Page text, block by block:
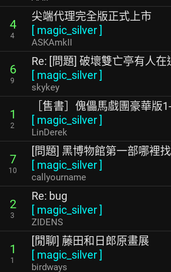
4
4
尖端代理完全版正式上市
[ magic_silver]
ASKAmkII
6
9
Re: [問題] 破壞雙亡亭有人在
[ magic_silver]
skykey
1
2
［售書］傀儡馬戲團豪華版
[ magic_silver]
LinDerek
7
10
[問題] 黑博物館第一部哪裡
[ magic_silver]
callyourname
2
3
Re: bug
[ magic_silver]
ZIDENS
1
1
[閒聊] 藤田和日郎原畫展
[ magic_silver]
birdways